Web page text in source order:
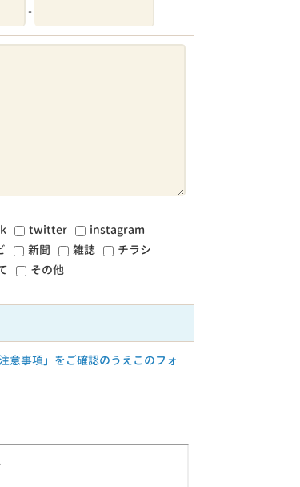
-
twitter
instagram
新聞 雑誌
チラシ
その他
意事項」をご確認のうえこのフォ